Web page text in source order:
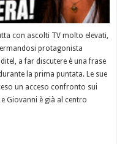
con ascolti TV molto elevati,
protagonista
a far discutere è una frase
la prima puntata. Le sue
un acceso confronto sui
Giovanni è già al centro